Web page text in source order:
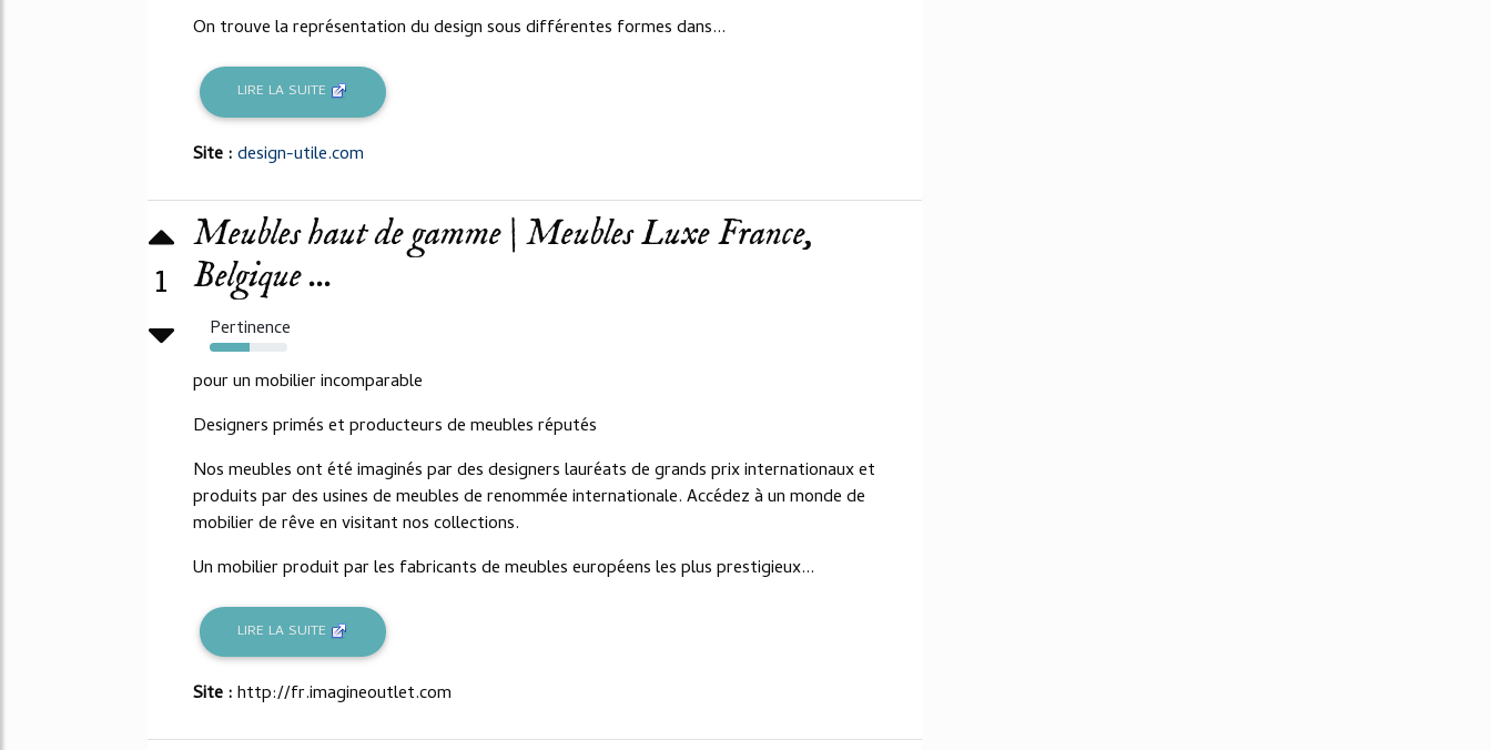
On trouve la représentation du design sous différentes formes dans...
LIRE LA SUITE
Site :design-utile.com
1
Meubles haut de gamme | Meubles Luxe France,
Belgique ...
Pertinence
51%
pour un mobilier incomparable
Designers primés et producteurs de meubles réputés
Nos meubles ont été imaginés par des designers lauréats de grands prix internationaux et
produits par des usines de meubles de renommée internationale. Accédez à un monde de
mobilier de rêve en visitant nos collections.
Un mobilier produit par les fabricants de meubles européens les plus prestigieux...
LIRE LA SUITE
Site :http://fr.imagineoutlet.com